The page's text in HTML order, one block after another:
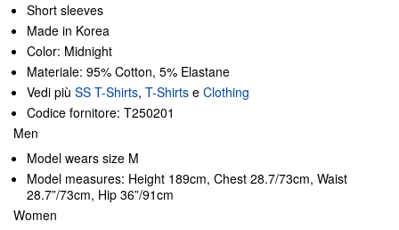
Short sleeves
Made in Korea
Color: Midnight
Materiale: 95% Cotton, 5% Elastane
Vedi più SS T-Shirts, T-Shirts e Clothing
Codice fornitore: T250201
Men
Model wears size M
Model measures: Height 189cm, Chest 28.7/73cm, Waist
28.7”/73cm, Hip 36”/91cm
Women